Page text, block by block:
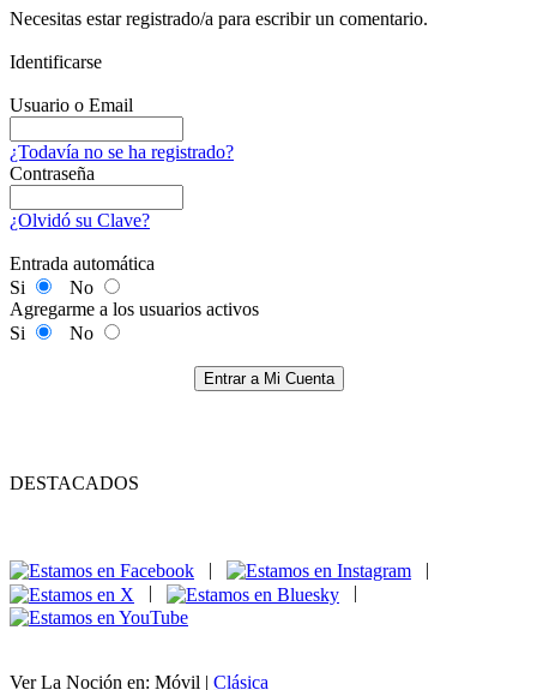
Necesitas estar registrado/a para escribir un comentario.
Identificarse
Usuario o Email
¿Todavía no se ha registrado?
Contraseña
¿Olvidó su Clave?
Entrada automática
Si
No
Agregarme a los usuarios activos
Si
No
Entrar a Mi Cuenta
DESTACADOS
|
|
|
|
Ver La Noción en: Móvil | Clásica